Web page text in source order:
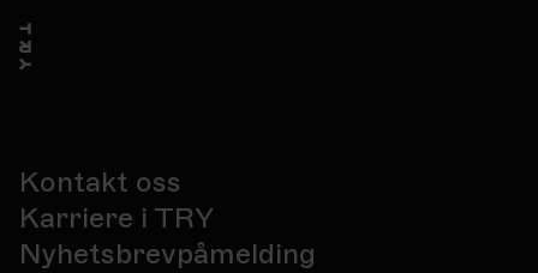
Kontakt oss
Karriere i TRY
Nyhetsbrevpåmelding